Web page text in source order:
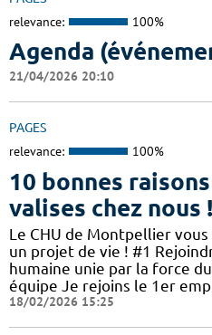
relevance: 100%
Agenda
21/04/2026 20:10
PAGES
relevance: 100%
10 bonnes
valises chez nous !
Le CHU de Montpellier
un projet de vie ! #1
humaine unie par la force
équipe Je rejoins le 1er
18/02/2026 15:25